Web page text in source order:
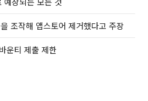
조작해 앱스토어 제거했다고 주장
운티 제출 제한